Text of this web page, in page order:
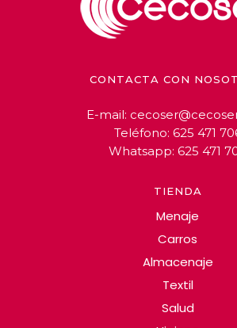
CONTACTA CON
E-mail:
Teléfono: 625 471
Whatsapp: 625 471
TIENDA
Menaje
Carros
Almacenaje
Textil
Salud